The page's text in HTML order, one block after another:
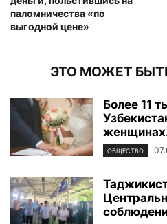
паломничества «по
выгодной цене»
ЭТО МОЖЕТ
Более 11
ОБЩЕСТВО